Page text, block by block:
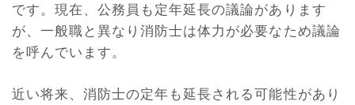
です。現在、公務員も定年延長の議論があります
が、一般職と異なり消防士は体力が必要なため議論
を呼んでいます。
近い将来、消防士の定年も延長される可能性があり